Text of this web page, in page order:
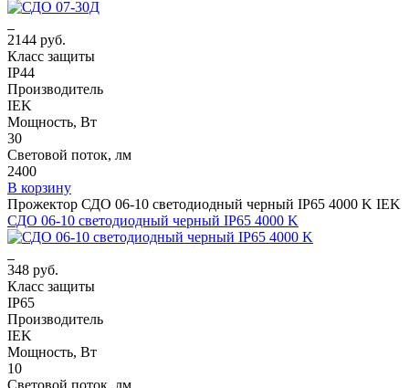
2144 руб.
Класс защиты
IP44
Производитель
IEK
Мощность, Вт
30
Световой поток, лм
2400
В корзину
Прожектор СДО 06-10 светодиодный черный IP65 4000 K IEK
СДО 06-10 светодиодный черный IP65 4000 K
348 руб.
Класс защиты
IP65
Производитель
IEK
Мощность, Вт
10